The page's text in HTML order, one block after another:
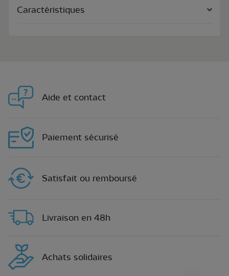
Caractéristiques
Aide et contact
Paiement sécurisé
Satisfait ou remboursé
Livraison en 48h
Achats solidaires